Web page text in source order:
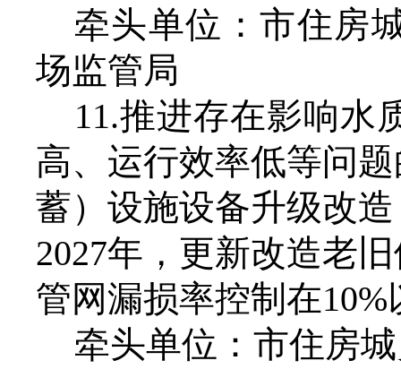
牵头单位：市住房
场监管局
11.推进存在影响水
高、运行效率低等问
蓄）设施设备升级改
2027年，更新改造老
管网漏损率控制在10%
牵头单位：市住房